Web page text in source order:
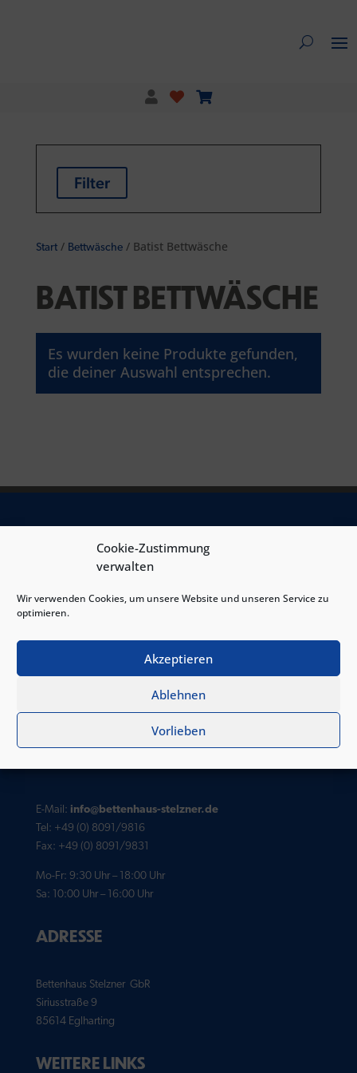
Cookie-Zustimmung
verwalten
Wir verwenden Cookies, um unsere Website und unseren Service zu
optimieren.
Akzeptieren
Ablehnen
Vorlieben
Filter
Start/ Bettwäsche/ Batist Bettwäsche
BATIST BETTWÄSCHE
Es wurden keine Produkte gefunden,
die deiner Auswahl entsprechen.
INFORMATION
Das Interesse an Schlafprodukten „Made in Germany“ und
Wir bieten Ihnen Schlafprodukte renommierter Hersteller aus
Seien Sie Teil einer Bewegung, die „Lokal statt Global“ denkt
E-Mail: info@bettenhaus-stelzner.de
Tel: +49 (0) 8091/9816
Fax: +49 (0) 8091/9831
Mo-Fr: 9:30 Uhr – 18:00 Uhr
Sa: 10:00 Uhr – 16:00 Uhr
ADRESSE
Bettenhaus Stelzner GbR
Siriusstraße 9
85614 Eglharting
WEITERE LINKS